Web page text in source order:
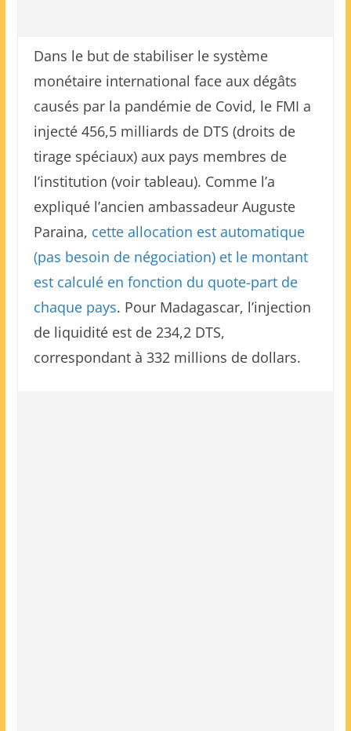
Dans le but de stabiliser le système
monétaire international face aux dégâts
causés par la pandémie de Covid, le FMI a
injecté 456,5 milliards de DTS (droits de
tirage spéciaux) aux pays membres de
l’institution (voir tableau). Comme l’a
expliqué l’ancien ambassadeur Auguste
Paraina, cette allocation est automatique
(pas besoin de négociation) et le montant
est calculé en fonction du quote-part de
chaque pays. Pour Madagascar, l’injection
de liquidité est de 234,2 DTS,
correspondant à 332 millions de dollars.